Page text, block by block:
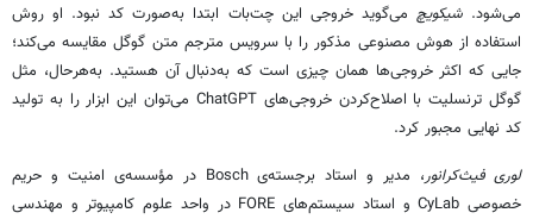
می‌شود.شیکویچ می‌گوید خروجی این چت‌بات ابتدا به‌صورت کد نبود. او روش
استفاده از هوش مصنوعی مذکور را با سرویس مترجم متن گوگل مقایسه می‌کند؛
جایی‌ که اکثر خروجی‌ها همان چیزی است که به‌دنبال آن هستید. به‌هرحال، مثل
گوگل ترنسلیت با اصلاح‌کردن خروجی‌های ChatGPT می‌توان این ابزار را به تولید
کد نهایی مجبور کرد.
لوری فیث‌کرانور
، مدیر و استاد برجسته‌ی Bosch در مؤسسه‌ی امنیت و حریم‌
خصوصی CyLab و استاد سیستم‌های FORE در واحد علوم کامپیوتر و مهندسی